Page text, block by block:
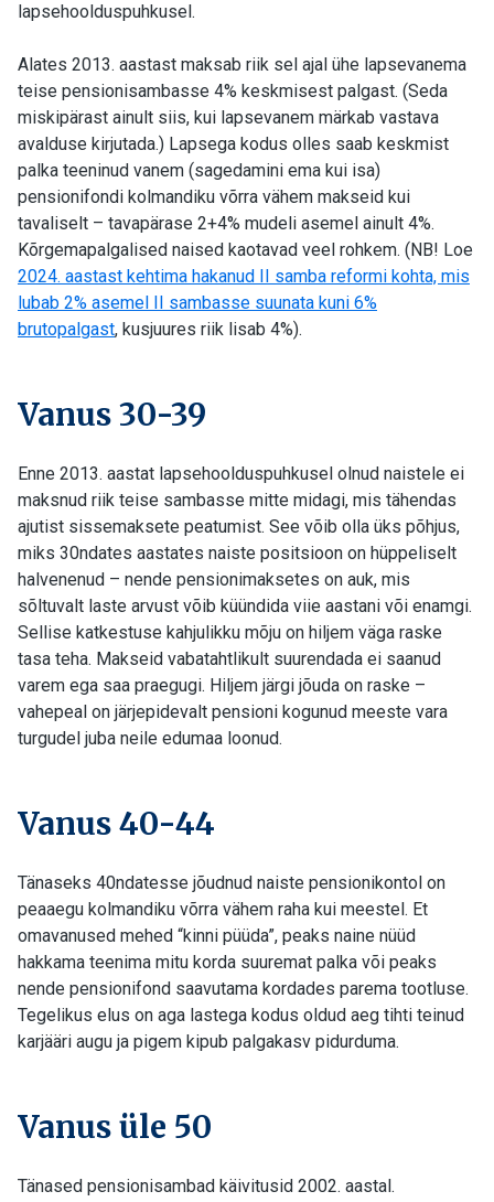
lapsehoolduspuhkusel.
Alates 2013. aastast maksab riik sel ajal ühe lapsevanema
teise pensionisambasse 4% keskmisest palgast. (Seda
miskipärast ainult siis, kui lapsevanem märkab vastava
avalduse kirjutada.) Lapsega kodus olles saab keskmist
palka teeninud vanem (sagedamini ema kui isa)
pensionifondi kolmandiku võrra vähem makseid kui
tavaliselt – tavapärase 2+4% mudeli asemel ainult 4%.
Kõrgemapalgalised naised kaotavad veel rohkem. (NB! Loe
2024. aastast kehtima hakanud II samba reformi kohta, mis
lubab 2% asemel II sambasse suunata kuni 6%
brutopalgast, kusjuures riik lisab 4%).
Vanus 30-39
Enne 2013. aastat lapsehoolduspuhkusel olnud naistele ei
maksnud riik teise sambasse mitte midagi, mis tähendas
ajutist sissemaksete peatumist. See võib olla üks põhjus,
miks 30ndates aastates naiste positsioon on hüppeliselt
halvenenud – nende pensionimaksetes on auk, mis
sõltuvalt laste arvust võib küündida viie aastani või enamgi.
Sellise katkestuse kahjulikku mõju on hiljem väga raske
tasa teha. Makseid vabatahtlikult suurendada ei saanud
varem ega saa praegugi. Hiljem järgi jõuda on raske –
vahepeal on järjepidevalt pensioni kogunud meeste vara
turgudel juba neile edumaa loonud.
Vanus 40-44
Tänaseks 40ndatesse jõudnud naiste pensionikontol on
peaaegu kolmandiku võrra vähem raha kui meestel. Et
omavanused mehed “kinni püüda”, peaks naine nüüd
hakkama teenima mitu korda suuremat palka või peaks
nende pensionifond saavutama kordades parema tootluse.
Tegelikus elus on aga lastega kodus oldud aeg tihti teinud
karjääri augu ja pigem kipub palgakasv pidurduma.
Vanus üle 50
Tänased pensionisambad käivitusid 2002. aastal.